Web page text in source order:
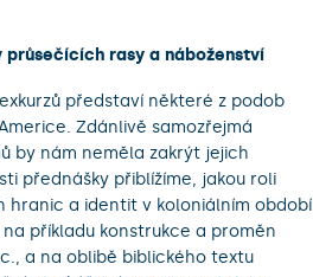
průsečících rasy a náboženství
představí některé z podob
Zdánlivě samozřejmá
by nám neměla zakrýt jejich
přednášky přiblížíme, jakou roli
hranic a identit v koloniálním období
příkladu konstrukce a proměn
a na oblibě biblického textu